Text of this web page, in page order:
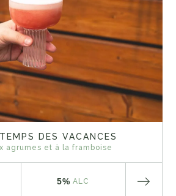
DES VACANCES
agrumes et à la framboise
5% ALC